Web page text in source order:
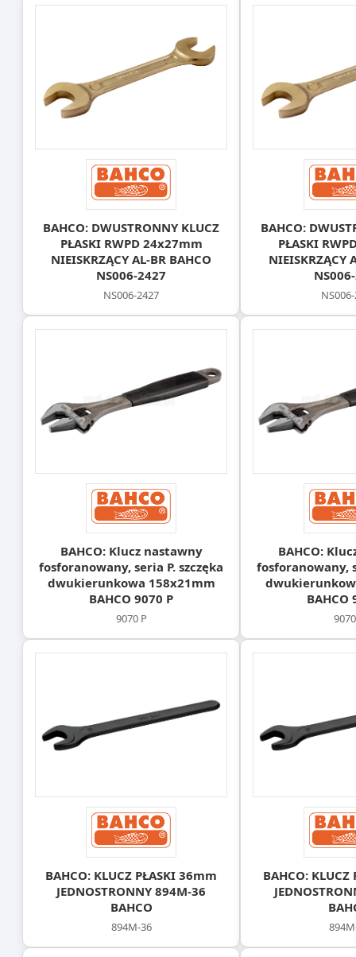
BAHCO: DWUSTRONNY KLUCZ
PŁASKI RWPD 24x27mm
NIEISKRZĄCY AL-BR BAHCO
NS006-2427
NS006-2427
BAHCO:
PŁASKI
NIEISKRZĄCY
BAHCO: Klucz nastawny
fosforanowany, seria P. szczęka
dwukierunkowa 158x21mm
BAHCO 9070 P
9070 P
BAHCO:
fosforanowany,
BAHCO
BAHCO: KLUCZ PŁASKI 36mm
JEDNOSTRONNY 894M-36
BAHCO
894M-36
BAHCO: